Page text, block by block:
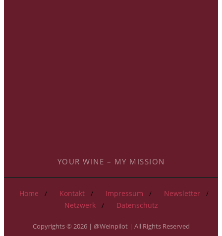
YOUR WINE – MY MISSION
Home Kontakt Impressum
Newsletter
Netzwerk
Datenschutz
Copyrights © 2026 | @Weinpilot | All Rights Reserved